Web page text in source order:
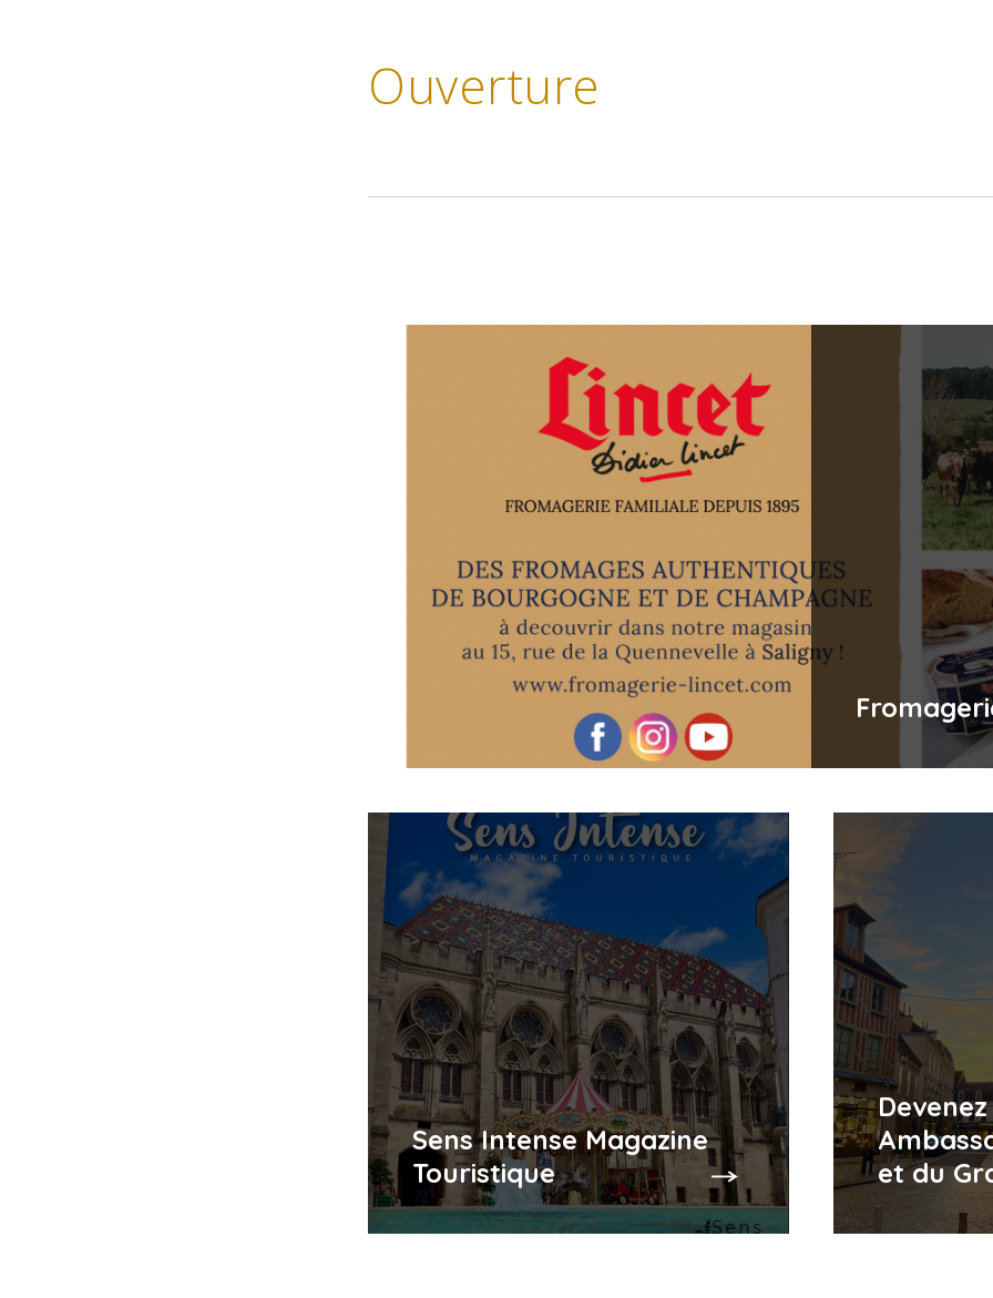
Ouverture
Sens Intense Magazine
Touristique
Devenez
et du